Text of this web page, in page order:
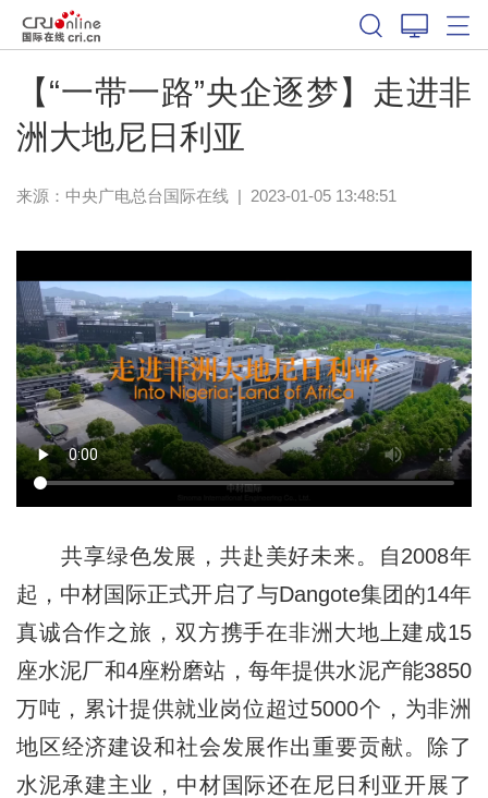
【“一带一路”央企逐梦】走进非
洲大地尼日利亚
来源：中央广电总台国际在线| 2023-01-05 13:48:51
共享绿色发展，共赴美好未来。自2008年
起，中材国际正式开启了与Dangote集团的14年
真诚合作之旅，双方携手在非洲大地上建成15
座水泥厂和4座粉磨站，每年提供水泥产能3850
万吨，累计提供就业岗位超过5000个，为非洲
地区经济建设和社会发展作出重要贡献。除了
水泥承建主业，中材国际还在尼日利亚开展了